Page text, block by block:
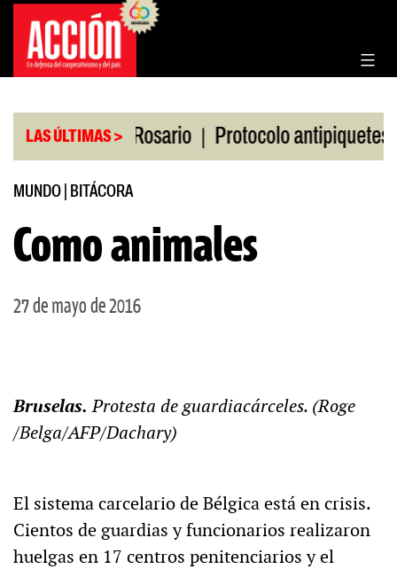
Saltar
contenido
LAS ÚLTIMAS >
la Bolsa de Rosario | Protocolo antipiquetes |
MUNDO BITÁCORA
Como animales
27 de mayo de 2016
Bruselas. Protesta de guardiacárceles. (Roge
/Belga/AFP/Dachary)
El sistema carcelario de Bélgica está en crisis.
Cientos de guardias y funcionarios realizaron
huelgas en 17 centros penitenciarios y el